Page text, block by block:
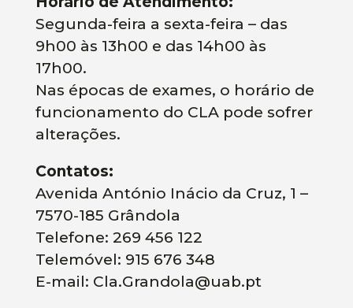
Segunda-feira a sexta-feira – das
9h00 às 13h00 e das 14h00 às
17h00.
Nas épocas de exames, o horário de
funcionamento do CLA pode sofrer
alterações.
Contatos:
Avenida António Inácio da Cruz, 1 –
7570-185 Grândola
Telefone: 269 456 122
Telemóvel: 915 676 348
E-mail: Cla.Grandola@uab.pt